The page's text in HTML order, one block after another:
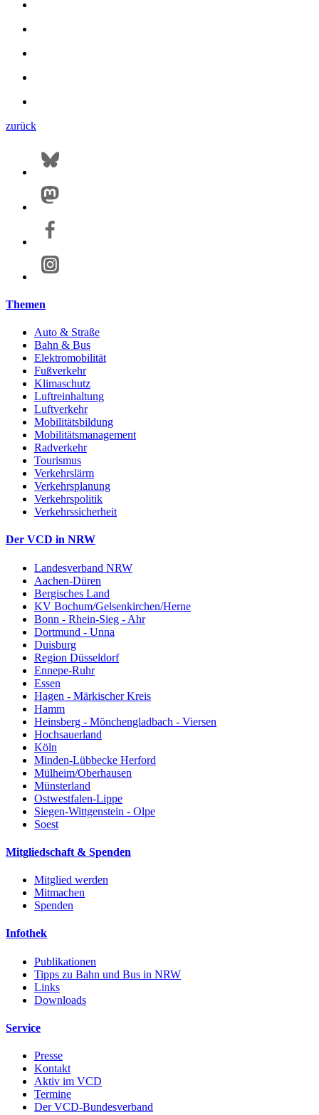
zurück
Themen
Auto & Straße
Bahn & Bus
Elektromobilität
Fußverkehr
Klimaschutz
Luftreinhaltung
Luftverkehr
Mobilitätsbildung
Mobilitätsmanagement
Radverkehr
Tourismus
Verkehrslärm
Verkehrsplanung
Verkehrspolitik
Verkehrssicherheit
Der VCD in NRW
Landesverband NRW
Aachen-Düren
Bergisches Land
KV Bochum/Gelsenkirchen/Herne
Bonn - Rhein-Sieg - Ahr
Dortmund - Unna
Duisburg
Region Düsseldorf
Ennepe-Ruhr
Essen
Hagen - Märkischer Kreis
Hamm
Heinsberg - Mönchengladbach - Viersen
Hochsauerland
Köln
Minden-Lübbecke Herford
Mülheim/Oberhausen
Münsterland
Ostwestfalen-Lippe
Siegen-Wittgenstein - Olpe
Soest
Mitgliedschaft & Spenden
Mitglied werden
Mitmachen
Spenden
Infothek
Publikationen
Tipps zu Bahn und Bus in NRW
Links
Downloads
Service
Presse
Kontakt
Aktiv im VCD
Termine
Der VCD-Bundesverband